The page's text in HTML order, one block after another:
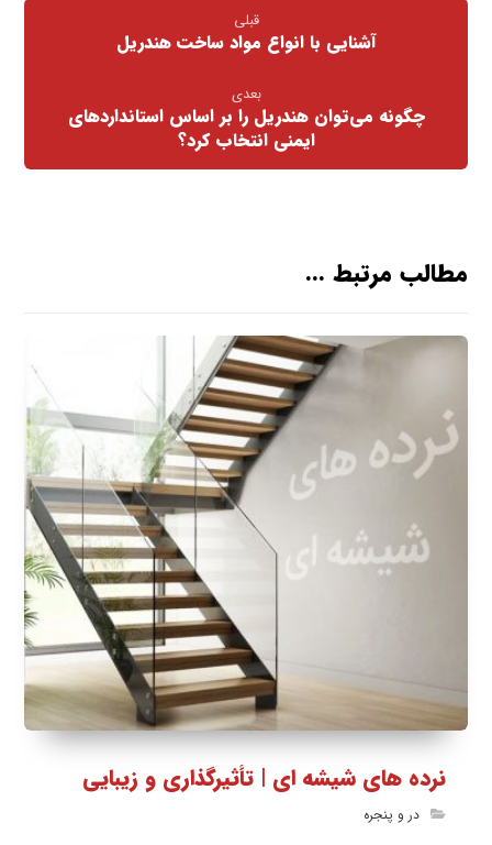
قبلی
آشنایی با انواع مواد ساخت هندریل
بعدی
چگونه می‌توان هندریل را بر اساس استانداردهای
ایمنی انتخاب کرد؟
مطالب مرتبط ...
نرده های شیشه ای | تأثیرگذاری و زیبایی
در و پنجره